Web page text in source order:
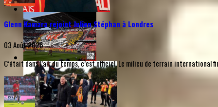
Glenn Kamara rejoint Julien Stéphan à Londres
03 Août 2026
C’était dans l’air du temps, c’est officiel. Le milieu de terrain international